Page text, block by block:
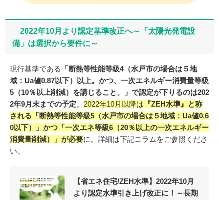
2022年10月より認定基準改正へ～「太陽光発電設
備」は選択から要件に～
現行基準である
「断熱等性能等級4（水戸市の場合は５地
域：Ua値0.87以下）以上。かつ、一次エネルギー消費量等級
5（10％以上削減）を講じること。」で認定が下りるのは202
2年9月末までの予定。 2022年10月以降は 『ZEH水準』と称
される「断熱等性能等級5（水戸市の場合は５地域：Ua値0.6
0以下）」かつ「一次エネ等級6（20％以上の一次エネルギー
消費量削減）」が必要に。詳細は下記コラムをご参照くださ
い。
【省エネ住宅/ZEH水準】2022年10月
より認定水準引き上げ改正に！～長期